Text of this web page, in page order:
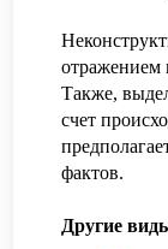
отражением
Также,
счет
фактов.
Другие